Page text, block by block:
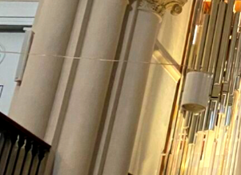
to
content